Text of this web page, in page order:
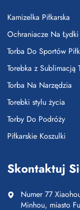
Kamizelka Piłkarska
Ochraniacze Na Łydki
Torba Do Sportów
Torebka z Sublimacją
Torba Na Narzędzia
Torebki stylu życia
Torby Do Podróży
Piłkarskie Koszulki
Skontaktuj
Numer 77
Minhou, miasto